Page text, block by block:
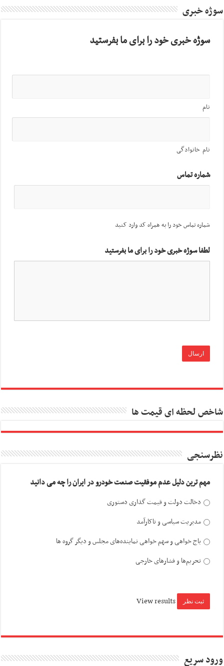
سوژه خبری
سوژه خبری خود را برای ما بفرستید
نام
نام خانوادگی
شماره تماس
شماره تماس خود را به همراه کد وارد کنید
لطفا سوژه خبری خود را برای ما بفرستید
شاخص لحظه ای قیمت ها
نظرسنجی
مهم ترین دلیل عدم موفقیت صنعت خودرو در ایران را چه می دانید
دخالت دولت و قیمت گذاری دستوری
مدیریت سیاسی و ناکارآمد
باج خواهی و سهم خواهی نماینده‌های مجلس و دیگر گروه ها
تحریم‌ها و فشارهای خارجی
View results
ورود سریع